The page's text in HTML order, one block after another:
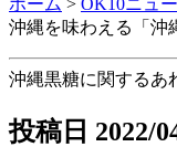
沖縄を味わえる「沖
沖縄黒糖に関するあ
投稿日 2022/